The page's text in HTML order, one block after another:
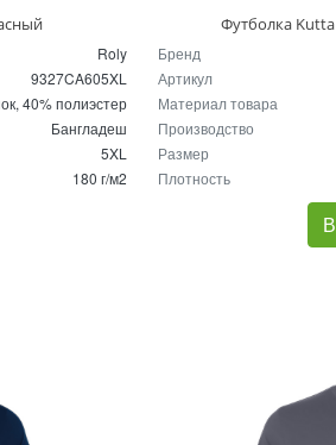
Roly
9327CA605XL
40% полиэстер
Бангладеш
5XL
180 г/м2
Футболка
Бренд
Артикул
Материал товара
Производство
Размер
Плотность